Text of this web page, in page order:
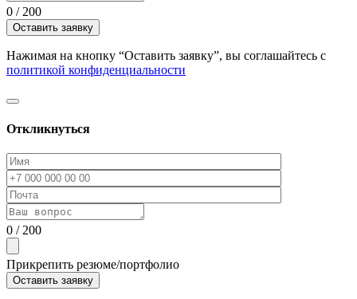
0 /200
Нажимая на кнопку “Оставить заявку”, вы соглашайтесь с
политикой конфиденциальности
Откликнуться
0 / 200
Прикрепить резюме/портфолио